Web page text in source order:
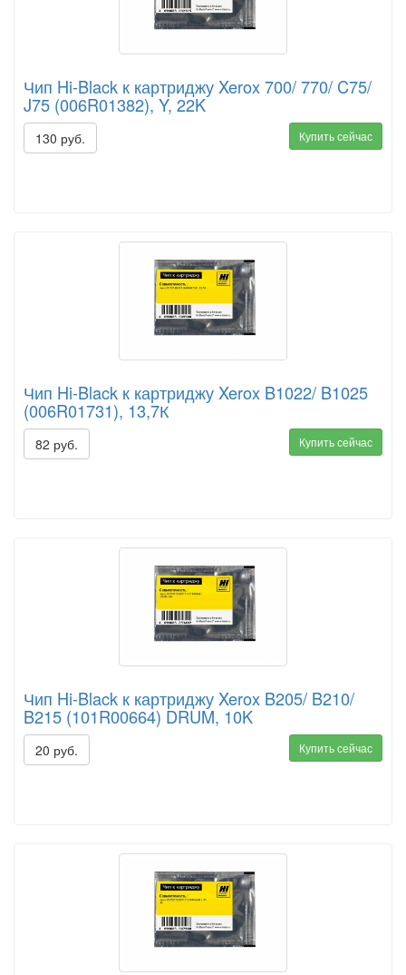
Чип Hi-Black к картриджу Xerox 700/ 770/ C75/
J75 (006R01382), Y, 22K
130 руб. Купить сейчас
Чип Hi-Black к картриджу Xerox B1022/ B1025
(006R01731), 13,7К
82 руб. Купить сейчас
Чип Hi-Black к картриджу Xerox B205/ B210/
B215 (101R00664) DRUM, 10K
20 руб. Купить сейчас